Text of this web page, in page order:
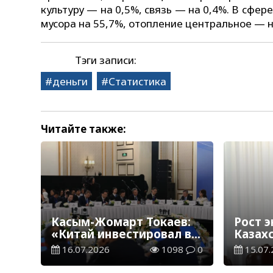
культуру — на 0,5%, связь — на 0,4%. В
мусора на 55,7%, отопление центральное —
Тэги записи:
деньги
Статистика
Читайте также:
Касым-Жомарт Токаев:
«Китай инвестировал в
экономику Казахстана
более 30 миллиардов
16.07.2026 1098 0
Рост